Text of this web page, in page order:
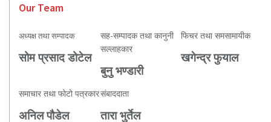
Our Team
अध्यक्ष तथा सम्पादक
सोम प्रसाद डोटेल
सह-सम्पादक तथा कानुनी
सल्लाहकार
बुनु भण्डारी
फिचर तथा समसामायीक
खगेन्द्र फुयाल
समाचार तथा फोटो पत्रकार
अनिल पौडेल
संबाददाता
तारा भुर्तेल